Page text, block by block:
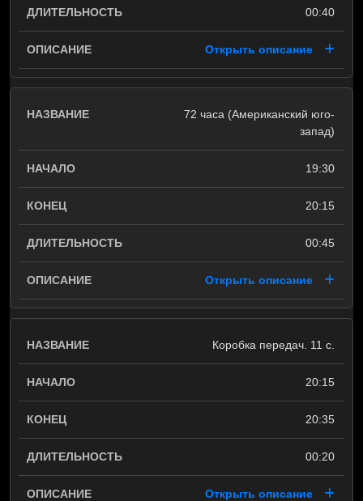
00:40
Открыть описание
72 часа (Американский юго-
запад)
19:30
20:15
00:45
Открыть описание
Коробка передач. 11 с.
20:15
20:35
00:20
Открыть описание